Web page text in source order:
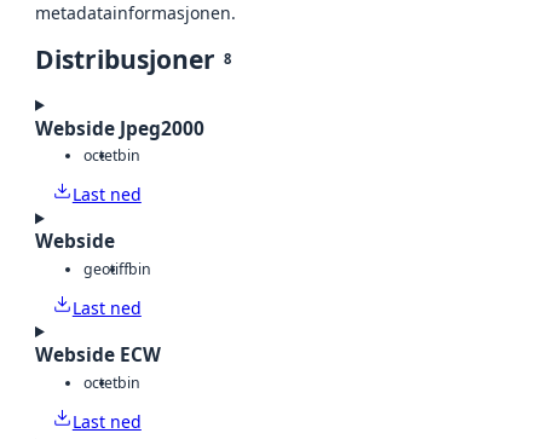
metadatainformasjonen.
Distribusjoner 8
Webside Jpeg2000
octetbin
Last ned
Webside
geotiffbin
Last ned
Webside ECW
octetbin
Last ned